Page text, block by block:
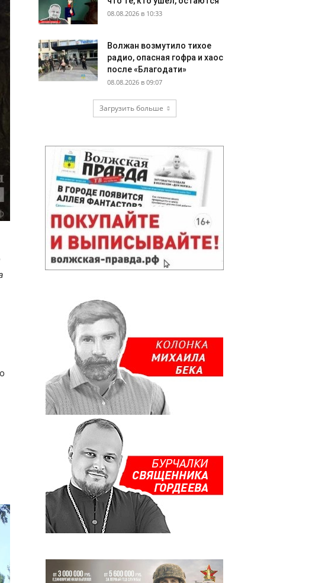
08.08.2026 в 10:33
Волжан возмутило тихое
радио, опасная гофра и хаос
после «Благодати»
08.08.2026 в 09:07
Загрузить больше